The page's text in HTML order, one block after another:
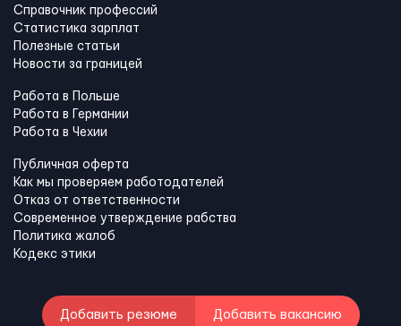
Справочник профессий
Статистика зарплат
Полезные статьи
Новости за границей
Работа в Польше
Работа в Германии
Работа в Чехии
Публичная оферта
Как мы проверяем работодателей
Отказ от ответственности
Современное утверждение рабства
Политика жалоб
Кодекс этики
Добавить резюме Добавить вакансию